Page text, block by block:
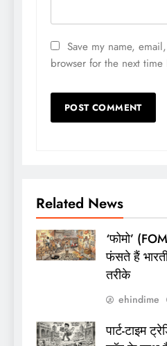
Save my name,
browser for the next time
Related News
‘फोमो’
फंसते हैं
तरीके
ehindime
पार्ट-टाइम